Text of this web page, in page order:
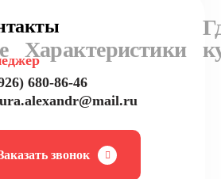
Характеристики
680-86-46
звонок